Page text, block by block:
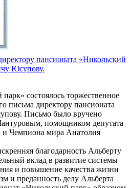
пансионата «Никольский
Юсупову.
состоялось торжественное
письма директору пансионата
Письмо было вручено
помощником депутата
Чемпиона мира Анатолия
благодарность Альберту
вклад в развитие системы
и повышение качества жизни
и преданность делу Альберта